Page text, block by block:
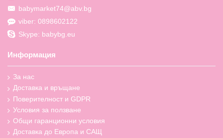
babymarket74@abv.bg
viber: 0898602122
Skype: babybg.eu
Информация
За нас
Доставка и връщане
Поверителност и GDPR
Условия за ползване
Общи гаранционни условия
Доставка до Европа и САЩ